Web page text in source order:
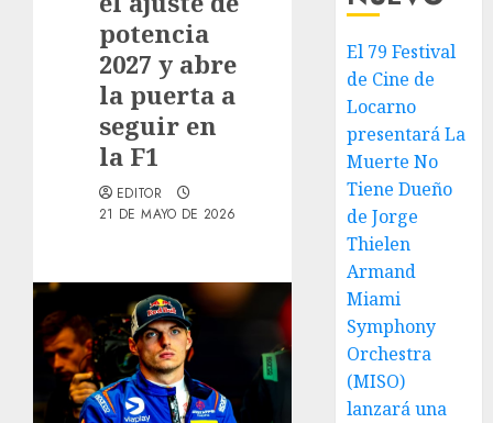
potencia
2027 y abre
la puerta a
seguir en
la F1
EDITOR
21 DE MAYO DE 2026
El 79 Festival
de Cine de
Locarno
presentará La
Muerte No
Tiene Dueño
de Jorge
Thielen
Armand
Miami
Symphony
Orchestra
(MISO)
lanzará una